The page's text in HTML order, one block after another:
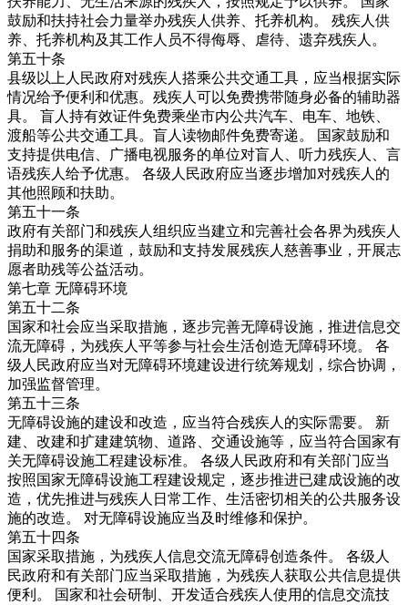
鼓励和扶持社会力量举办残疾人供养、托养机构。 残疾人供
养、托养机构及其工作人员不得侮辱、虐待、遗弃残疾人。
第五十条
县级以上人民政府对残疾人搭乘公共交通工具，应当根据实际
情况给予便利和优惠。残疾人可以免费携带随身必备的辅助器
具。 盲人持有效证件免费乘坐市内公共汽车、电车、地铁、
渡船等公共交通工具。盲人读物邮件免费寄递。 国家鼓励和
支持提供电信、广播电视服务的单位对盲人、听力残疾人、言
语残疾人给予优惠。 各级人民政府应当逐步增加对残疾人的
其他照顾和扶助。
第五十一条
政府有关部门和残疾人组织应当建立和完善社会各界为残疾人
捐助和服务的渠道，鼓励和支持发展残疾人慈善事业，开展志
愿者助残等公益活动。
第七章 无障碍环境
第五十二条
国家和社会应当采取措施，逐步完善无障碍设施，推进信息交
流无障碍，为残疾人平等参与社会生活创造无障碍环境。 各
级人民政府应当对无障碍环境建设进行统筹规划，综合协调，
加强监督管理。
第五十三条
无障碍设施的建设和改造，应当符合残疾人的实际需要。 新
建、改建和扩建建筑物、道路、交通设施等，应当符合国家有
关无障碍设施工程建设标准。 各级人民政府和有关部门应当
按照国家无障碍设施工程建设规定，逐步推进已建成设施的改
造，优先推进与残疾人日常工作、生活密切相关的公共服务设
施的改造。 对无障碍设施应当及时维修和保护。
第五十四条
国家采取措施，为残疾人信息交流无障碍创造条件。 各级人
民政府和有关部门应当采取措施，为残疾人获取公共信息提供
便利。 国家和社会研制、开发适合残疾人使用的信息交流技